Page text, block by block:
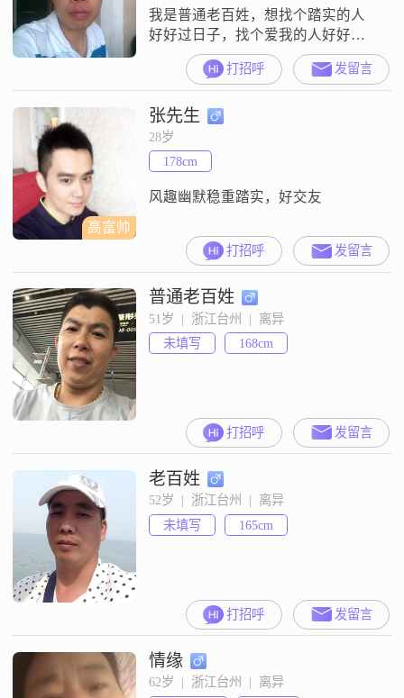
是说回家办身份证，我送走了她，
回家我们都经常
我是普通老百姓，想找个踏实的人
好好过日子，找个爱我的人好好
爱，有木有~
打招呼 发留言
高富帅
张先生
28岁
178cm
风趣幽默稳重踏实，好交友
打招呼 发留言
普通老百姓
51岁  |  浙江台州  |  离异
未填写
168cm
打招呼 发留言
老百姓
52岁  |  浙江台州  |  离异
未填写
165cm
打招呼 发留言
情缘
62岁  |  浙江台州  |  离异